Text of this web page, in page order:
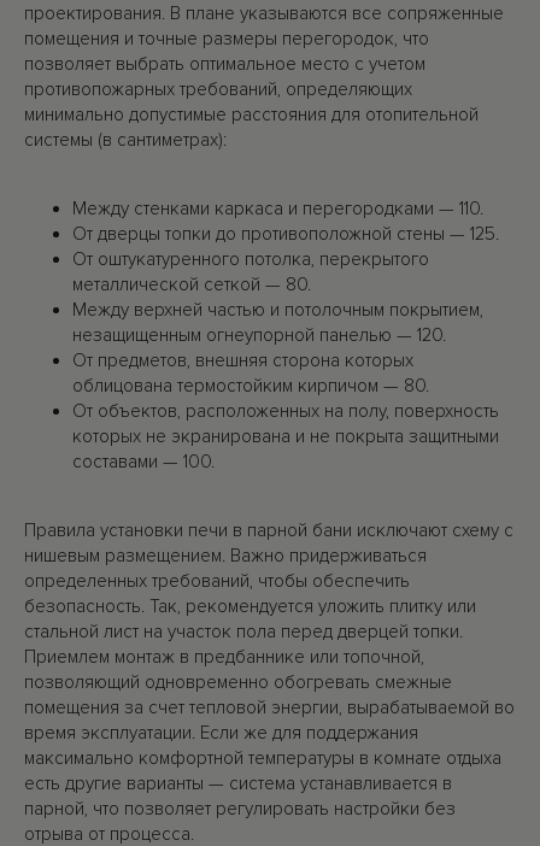
проектирования. В плане указываются все сопряженные
помещения и точные размеры перегородок, что
позволяет выбрать оптимальное место с учетом
противопожарных требований, определяющих
минимально допустимые расстояния для отопительной
системы (в сантиметрах):
Между стенками каркаса и перегородками — 110.
От дверцы топки до противоположной стены — 125.
От оштукатуренного потолка, перекрытого
металлической сеткой — 80.
Между верхней частью и потолочным покрытием,
незащищенным огнеупорной панелью — 120.
От предметов, внешняя сторона которых
облицована термостойким кирпичом — 80.
От объектов, расположенных на полу, поверхность
которых не экранирована и не покрыта защитными
составами — 100.
Правила установки печи в парной бани исключают схему с
нишевым размещением. Важно придерживаться
определенных требований, чтобы обеспечить
безопасность. Так, рекомендуется уложить плитку или
стальной лист на участок пола перед дверцей топки.
Приемлем монтаж в предбаннике или топочной,
позволяющий одновременно обогревать смежные
помещения за счет тепловой энергии, вырабатываемой во
время эксплуатации. Если же для поддержания
максимально комфортной температуры в комнате отдыха
есть другие варианты — система устанавливается в
парной, что позволяет регулировать настройки без
отрыва от процесса.
КАМЕННЫЕ ПОРТАЛЫ
ОТОПИТЕЛЬНЫЕ ПЕЧИ